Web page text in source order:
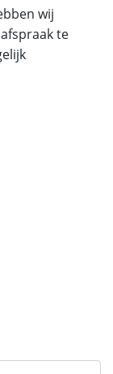
wij
te